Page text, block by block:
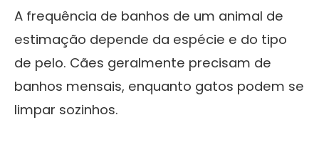
A frequência de banhos de um animal de
estimação depende da espécie e do tipo
de pelo. Cães geralmente precisam de
banhos mensais, enquanto gatos podem se
limpar sozinhos.